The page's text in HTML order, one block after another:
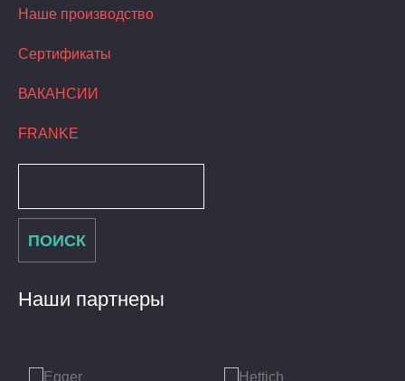
Наше производство
Сертификаты
ВАКАНСИИ
FRANKE
Наши партнеры